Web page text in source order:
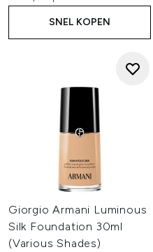
SNEL KOPEN
Giorgio Armani Luminous
Silk Foundation 30ml
(Various Shades)